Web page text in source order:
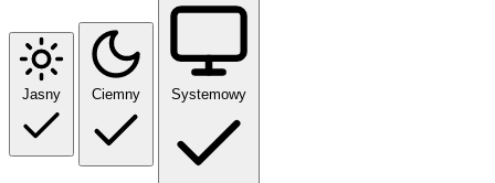
Jasny Ciemny Systemowy